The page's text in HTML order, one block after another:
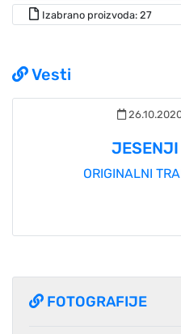
Izabrano proizvoda: 27
Vesti
JESENJI
ORIGINALNI
FOTOGRAFIJE